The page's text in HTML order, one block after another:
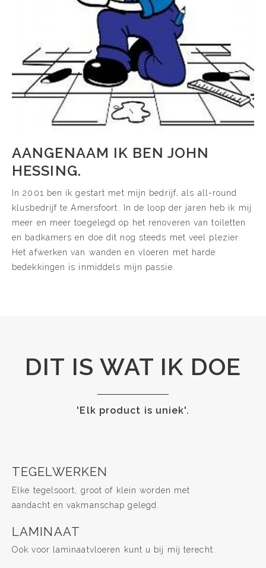
AANGENAAM IK BEN JOHN
HESSING.
In 2001 ben ik gestart met mijn bedrijf, als all-round
klusbedrijf te Amersfoort. In de loop der jaren heb ik mij
meer en meer toegelegd op het renoveren van toiletten
en badkamers en doe dit nog steeds met veel plezier.
Het afwerken van wanden en vloeren met harde
bedekkingen is inmiddels mijn passie.
DIT IS WAT IK DOE
'Elk product is uniek'.
TEGELWERKEN
Elke tegelsoort, groot of klein worden met
aandacht en vakmanschap gelegd.
LAMINAAT
Ook voor laminaatvloeren kunt u bij mij terecht.